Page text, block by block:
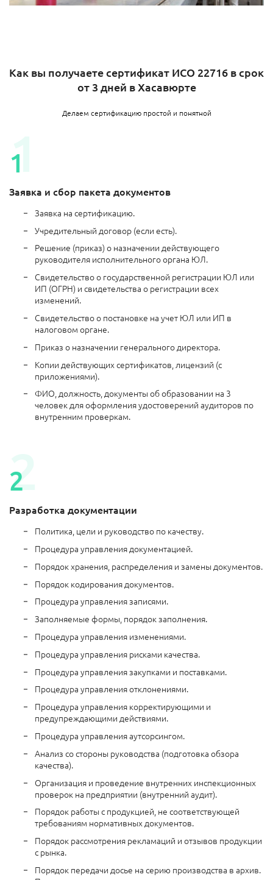
Как вы получаете сертификат ИСО 22716 в срок
от 3 дней в Хасавюрте
Делаем сертификацию простой и понятной
Заявка и сбор пакета документов
Заявка на сертификацию.
Учредительный договор (если есть).
Решение (приказ) о назначении действующего
руководителя исполнительного органа ЮЛ.
Свидетельство о государственной регистрации ЮЛ или
ИП (ОГРН) и свидетельства о регистрации всех
изменений.
Свидетельство о постановке на учет ЮЛ или ИП в
налоговом органе.
Приказ о назначении генерального директора.
Копии действующих сертификатов, лицензий (с
приложениями).
ФИО, должность, документы об образовании на 3
человек для оформления удостоверений аудиторов по
внутренним проверкам.
Разработка документации
Политика, цели и руководство по качеству.
Процедура управления документацией.
Порядок хранения, распределения и замены документов.
Порядок кодирования документов.
Процедура управления записями.
Заполняемые формы, порядок заполнения.
Процедура управления изменениями.
Процедура управления рисками качества.
Процедура управления закупками и поставками.
Процедура управления отклонениями.
Процедура управления корректирующими и
предупреждающими действиями.
Процедура управления аутсорсингом.
Анализ со стороны руководства (подготовка обзора
качества).
Организация и проведение внутренних инспекционных
проверок на предприятии (внутренний аудит).
Порядок работы с продукцией, не соответствующей
требованиям нормативных документов.
Порядок рассмотрения рекламаций и отзывов продукции
с рынка.
Порядок передачи досье на серию производства в архив.